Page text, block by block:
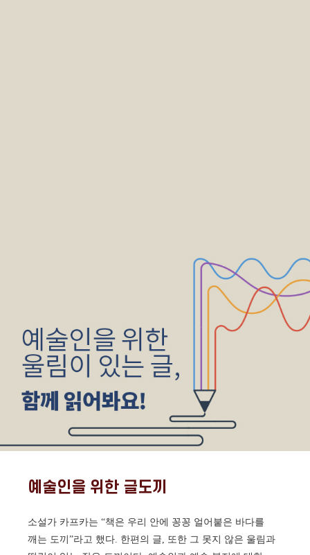
예술인을 위한 글도끼
소설가 카프카는 “책은 우리 안에 꽁꽁 얼어붙은 바다를
깨는 도끼”라고 했다. 한편의 글, 또한 그 못지 않은 울림과